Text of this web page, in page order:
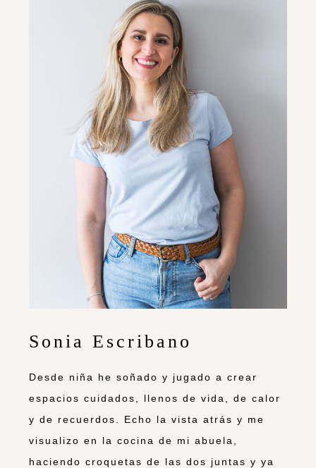
Sonia Escribano
Desde niña he soñado y jugado a crear
espacios cuidados, llenos de vida, de calor
y de recuerdos. Echo la vista atrás y me
visualizo en la cocina de mi abuela,
haciendo croquetas de las dos juntas y ya